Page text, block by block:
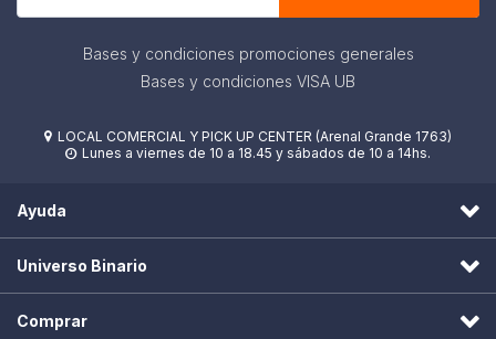
Bases y condiciones promociones generales
Bases y condiciones VISA UB
 LOCAL COMERCIAL Y PICK UP CENTER (Arenal Grande 1763)
 Lunes a viernes de 10 a 18.45 y sábados de 10 a 14hs.
Ayuda
Universo Binario
Comprar